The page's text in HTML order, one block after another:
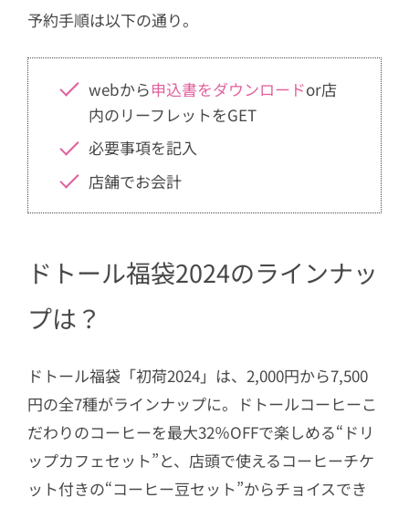
予約手順は以下の通り。
webから申込書をダウンロードor店
内のリーフレットをGET
必要事項を記入
店舗でお会計
ドトール福袋2024のラインナッ
プは？
ドトール福袋「初荷2024」は、2,000円から7,500
円の全7種がラインナップに。ドトールコーヒーこ
だわりのコーヒーを最大32％OFFで楽しめる“ドリ
ップカフェセット”と、店頭で使えるコーヒーチケ
ット付きの“コーヒー豆セット”からチョイスでき